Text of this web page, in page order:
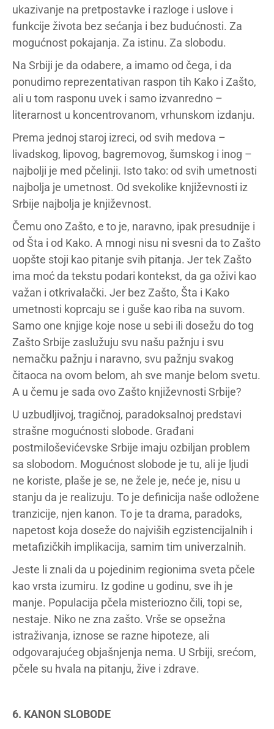
ukazivanje na pretpostavke i razloge i uslove i
funkcije života bez sećanja i bez budućnosti. Za
mogućnost pokajanja. Za istinu. Za slobodu.
Na Srbiji je da odabere, a imamo od čega, i da
ponudimo reprezentativan raspon tih Kako i Zašto,
ali u tom rasponu uvek i samo izvanredno –
literarnost u koncentrovanom, vrhunskom izdanju.
Prema jednoj staroj izreci, od svih medova –
livadskog, lipovog, bagremovog, šumskog i inog –
najbolji je med pčelinji. Isto tako: od svih umetnosti
najbolja je umetnost. Od svekolike književnosti iz
Srbije najbolja je književnost.
Čemu ono Zašto, e to je, naravno, ipak presudnije i
od Šta i od Kako. A mnogi nisu ni svesni da to Zašto
uopšte stoji kao pitanje svih pitanja. Jer tek Zašto
ima moć da tekstu podari kontekst, da ga oživi kao
važan i otkrivalački. Jer bez Zašto, Šta i Kako
umetnosti koprcaju se i guše kao riba na suvom.
Samo one knjige koje nose u sebi ili dosežu do tog
Zašto Srbije zaslužuju svu našu pažnju i svu
nemačku pažnju i naravno, svu pažnju svakog
čitaoca na ovom belom, ah sve manje belom svetu.
A u čemu je sada ovo Zašto književnosti Srbije?
U uzbudljivoj, tragičnoj, paradoksalnoj predstavi
strašne mogućnosti slobode. Građani
postmiloševićevske Srbije imaju ozbiljan problem
sa slobodom. Mogućnost slobode je tu, ali je ljudi
ne koriste, plaše je se, ne žele je, neće je, nisu u
stanju da je realizuju. To je definicija naše odložene
tranzicije, njen kanon. To je ta drama, paradoks,
napetost koja doseže do najviših egzistencijalnih i
metafizičkih implikacija, samim tim univerzalnih.
Jeste li znali da u pojedinim regionima sveta pčele
kao vrsta izumiru. Iz godine u godinu, sve ih je
manje. Populacija pčela misteriozno čili, topi se,
nestaje. Niko ne zna zašto. Vrše se opsežna
istraživanja, iznose se razne hipoteze, ali
odgovarajućeg objašnjenja nema. U Srbiji, srećom,
pčele su hvala na pitanju, žive i zdrave.
6. KANON SLOBODE